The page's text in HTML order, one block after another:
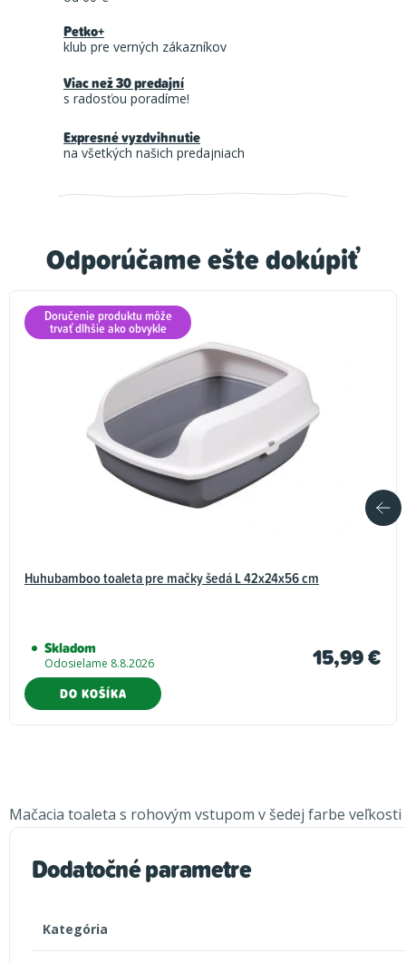
Odporúčame ešte dokúpiť
Doručenie produktu môže
trvať dlhšie ako obvykle
Huhubamboo toaleta pre mačky šedá L 42x24x56 cm
Skladom
Odosielame 8.8.2026 15,99 €
DO KOŠÍKA
Petko+
klub pre verných zákazníkov
Viac než 30 predajní
s radosťou poradíme!
Expresné vyzdvihnutie
na všetkých našich predajniach
Mačacia toaleta s rohovým vstupom v šedej farbe veľkosti
Dodatočné parametre
Kategória